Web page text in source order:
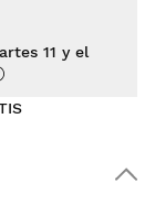
11 y el